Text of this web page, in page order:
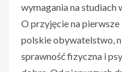
wymagania na studiach
O przyjęcie na
polskie obywatelstwo,
sprawność fizyczna i